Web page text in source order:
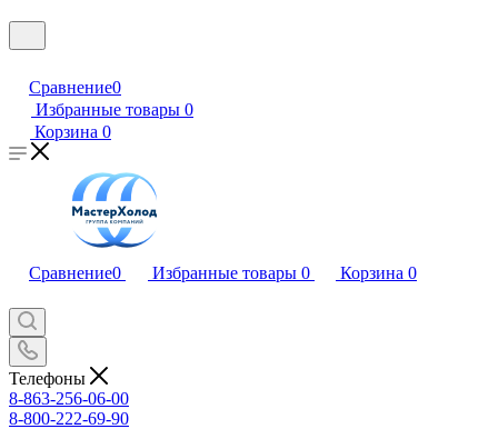
Сравнение0
Избранные товары 0
Корзина 0
Сравнение0 Избранные товары 0 Корзина 0
Телефоны
8-863-256-06-00
8-800-222-69-90